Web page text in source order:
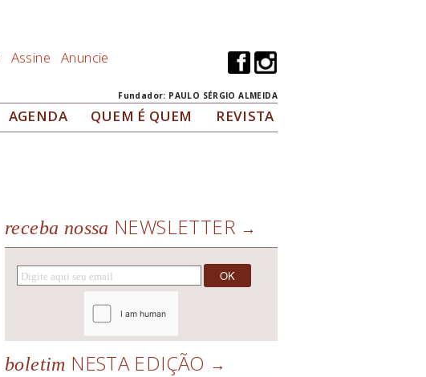
Assine Anuncie
Fundador: PAULO SÉRGIO ALMEIDA
AGENDA QUEM É QUEM REVISTA
receba nossa NEWSLETTER
boletim NESTA EDIÇÃO